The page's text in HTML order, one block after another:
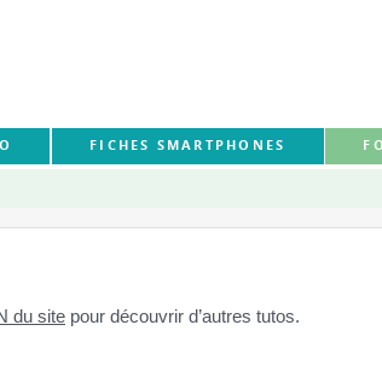
FICHES SMARTPHONES
du site pour découvrir d’autres tutos.